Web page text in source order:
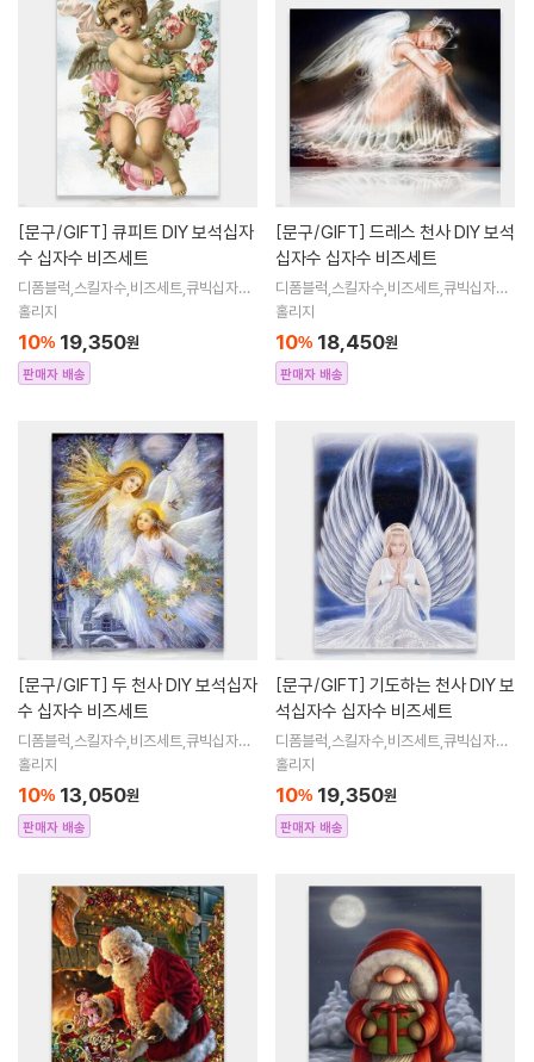
[문구/GIFT]
수 십자수 비즈세트
디폼블럭,스킬자수,비즈세트,큐빅십자수,
큐빅비즈,보석십자수액자,어린이보석십
수해바라
홀리지
10% 19,350원
판매자 배송
[문구/GIFT]
십자수 십자수 비즈세트
디폼블럭,스킬자수,비즈세트,큐빅십자수,
큐빅비즈,보석십자수액자,어린이보석십
수해바라
홀리지
10% 18,450원
판매자 배송
[문구/GIFT]
수 십자수 비즈세트
디폼블럭,스킬자수,비즈세트,큐빅십자수,
큐빅비즈,보석십자수액자,어린이보석십
수해바라
홀리지
10% 13,050원
판매자 배송
[문구/GIFT]
석십자수 십자수 비즈세트
디폼블럭,스킬자수,비즈세트,큐빅십자수,
큐빅비즈,보석십자수액자,어린이보석십
수해바라
홀리지
10% 19,350원
판매자 배송